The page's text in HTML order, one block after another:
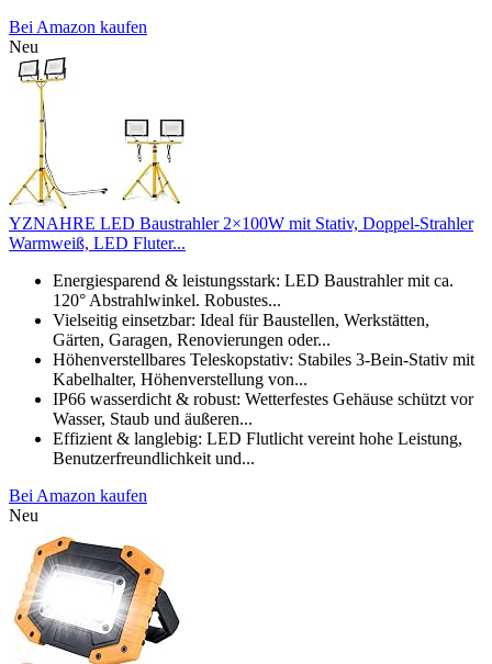
Bei Amazon kaufen
Neu
YZNAHRE LED Baustrahler 2×100W mit Stativ, Doppel-Strahler
Warmweiß, LED Fluter...
Energiesparend & leistungsstark: LED Baustrahler mit ca.
120° Abstrahlwinkel. Robustes...
Vielseitig einsetzbar: Ideal für Baustellen, Werkstätten,
Gärten, Garagen, Renovierungen oder...
Höhenverstellbares Teleskopstativ: Stabiles 3-Bein-Stativ mit
Kabelhalter, Höhenverstellung von...
IP66 wasserdicht & robust: Wetterfestes Gehäuse schützt vor
Wasser, Staub und äußeren...
Effizient & langlebig: LED Flutlicht vereint hohe Leistung,
Benutzerfreundlichkeit und...
Bei Amazon kaufen
Neu